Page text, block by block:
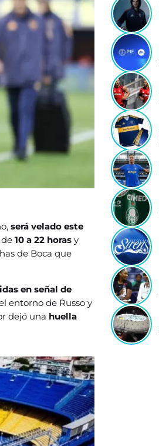
será velado este
de10 a 22 horas y
de Boca que
en señal de
entorno de Russo y
dejó una huella